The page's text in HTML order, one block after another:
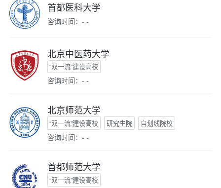
首都医科大学
咨询时间：- -
北京中医药大学
“双一流”建设高校
咨询时间：- -
北京师范大学
“双一流”建设高校 研究生院 自划线院校
咨询时间：- -
首都师范大学
“双一流”建设高校